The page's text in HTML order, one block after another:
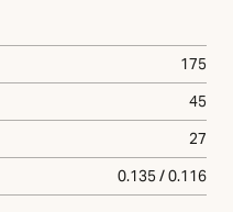
175
45
27
0.135 / 0.116